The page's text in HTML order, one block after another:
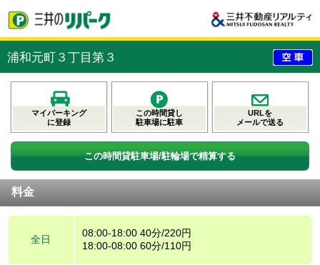
浦和元町３丁目第３
マイパーキング
に登録
この時間貸し
駐車場に駐車
URLを
メールで送る
この時間貸駐車場/駐輪場で精算する
料金
全日
08:00-18:00 40分/220円
18:00-08:00 60分/110円